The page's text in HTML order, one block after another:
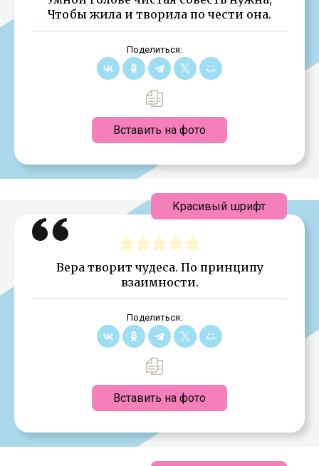
Чтобы жила и творила по чести она.
Поделиться:
Вставить на фото
Вера творит чудеса. По принципу
взаимности.
Поделиться:
Вставить на фото
Красивый шрифт